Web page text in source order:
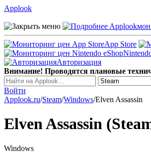
Applook
Applook
App Store
Авторизация
Внимание! Проводятся плановые
Войти
Applook.ru/Steam/Windows/Elven Assassin
Elven Assassin
Windows